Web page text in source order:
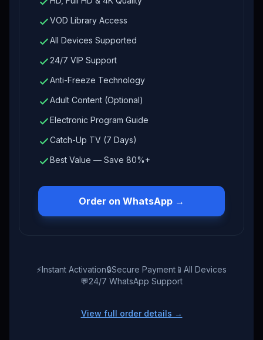
VOD Library Access
All Devices Supported
24/7 VIP Support
Anti-Freeze Technology
Adult Content (Optional)
Electronic Program Guide
Catch-Up TV (7 Days)
Best Value — Save 80%+
Order on WhatsApp →
⚡Instant Activation🔒Secure Payment 📱 All Devices
💬24/7 WhatsApp Support
View full order details →